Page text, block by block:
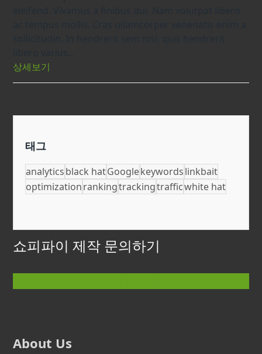
상세보기
태그
analyticsblack hatGooglekeywordslinkbait
optimizationrankingtrackingtrafficwhite hat
쇼피파이 제작 문의하기
About Us